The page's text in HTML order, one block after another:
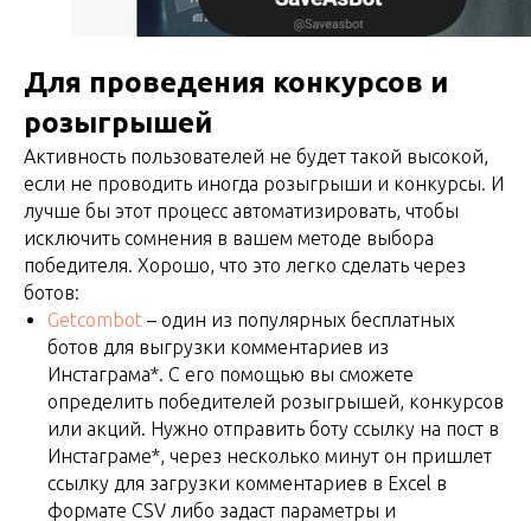
Для проведения конкурсов и
розыгрышей
Активность пользователей не будет такой высокой,
если не проводить иногда розыгрыши и конкурсы. И
лучше бы этот процесс автоматизировать, чтобы
исключить сомнения в вашем методе выбора
победителя. Хорошо, что это легко сделать через
ботов:
Getcombot – один из популярных бесплатных
ботов для выгрузки комментариев из
Инстаграма*. С его помощью вы сможете
определить победителей розыгрышей, конкурсов
или акций. Нужно отправить боту ссылку на пост в
Инстаграме*, через несколько минут он пришлет
ссылку для загрузки комментариев в Excel в
формате CSV либо задаст параметры и